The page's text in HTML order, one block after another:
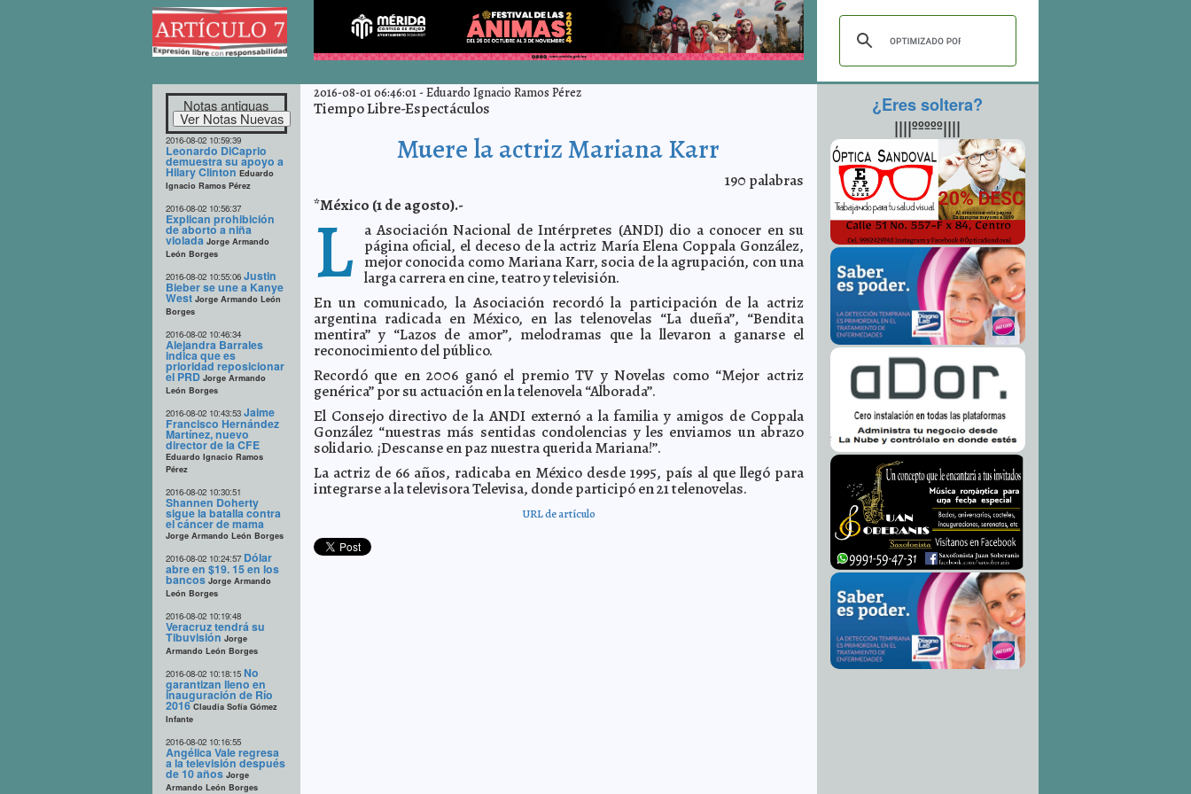
Notas antiguas
2016-08-02 10:59:39
Leonardo DiCaprio
demuestra su apoyo a
Hilary Clinton Eduardo
Ignacio Ramos Pérez
2016-08-02 10:56:37
Explican prohibición
de aborto a niña
violada Jorge Armando
León Borges
2016-08-02 10:55:06 Justin
Bieber se une a Kanye
West Jorge Armando León
Borges
2016-08-02 10:46:34
Alejandra Barrales
indica que es
prioridad reposicionar
el PRD Jorge Armando
León Borges
2016-08-02 10:43:53 Jaime
Francisco Hernández
Martínez, nuevo
director de la CFE
Eduardo Ignacio Ramos
Pérez
2016-08-02 10:30:51
Shannen Doherty
sigue la batalla contra
el cáncer de mama
Jorge Armando León Borges
2016-08-02 10:24:57 Dólar
abre en $19. 15 en los
bancos Jorge Armando
León Borges
2016-08-02 10:19:48
Veracruz tendrá su
Tibuvisión Jorge
Armando León Borges
2016-08-02 10:18:15 No
garantizan lleno en
inauguración de Río
2016 Claudia Sofía Gómez
Infante
2016-08-02 10:16:55
Angélica Vale regresa
a la televisión después
de 10 años Jorge
Armando León Borges
2016-08-01 06:46:01-Eduardo Ignacio Ramos Pérez
Tiempo Libre-Espectáculos
Muere la actriz Mariana Karr
190 palabras
*México (1 de agosto).-
L a Asociación Nacional de Intérpretes (ANDI) dio a conocer en su
página oficial, el deceso de la actriz María Elena Coppala González,
mejor conocida como Mariana Karr, socia de la agrupación, con una
larga carrera en cine, teatro y televisión.
En un comunicado, la Asociación recordó la participación de la actriz
argentina radicada en México, en las telenovelas “La dueña”, “Bendita
mentira” y “Lazos de amor”, melodramas que la llevaron a ganarse el
reconocimiento del público.
Recordó que en 2006 ganó el premio TV y Novelas como “Mejor actriz
genérica” por su actuación en la telenovela “Alborada”.
El Consejo directivo de la ANDI externó a la familia y amigos de Coppala
González “nuestras más sentidas condolencias y les enviamos un abrazo
solidario. ¡Descanse en paz nuestra querida Mariana!”.
La actriz de 66 años, radicaba en México desde 1995, país al que llegó para
integrarse a la televisora Televisa, donde participó en 21 telenovelas.
URL de artículo
¿Eres soltera?
||||ººººº||||